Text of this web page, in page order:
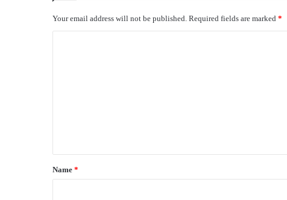
Your email address will not be published. Required fields are marked *
*
Name *